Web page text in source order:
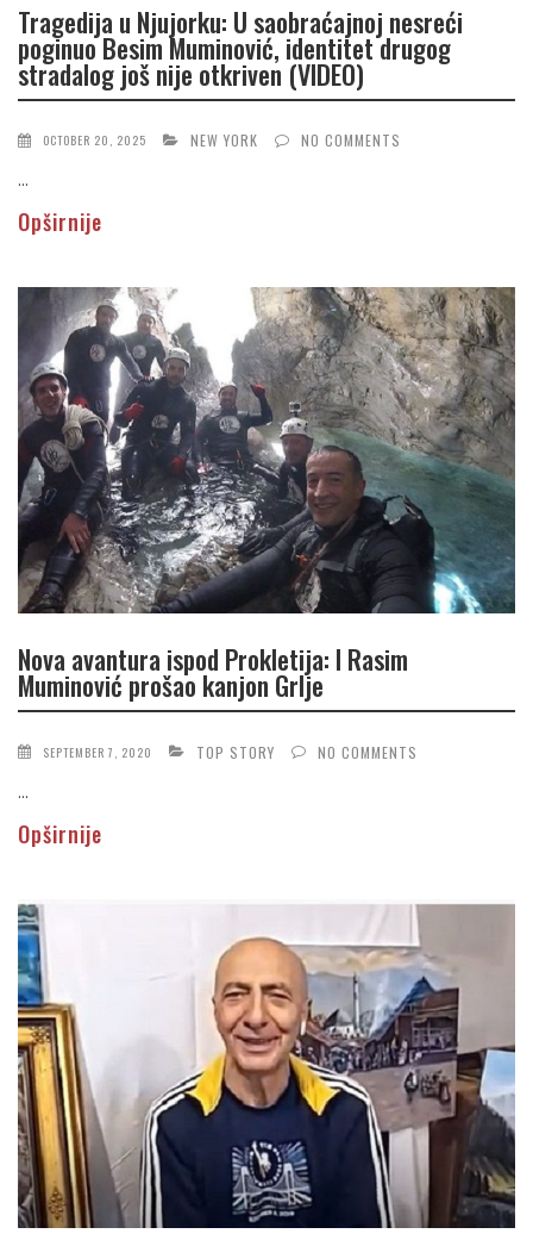
Tragedija u Njujorku: U saobraćajnoj nesreći
poginuo Besim Muminović, identitet drugog
stradalog još nije otkriven (VIDEO)
OCTOBER 20, 2025 NEW YORK NO COMMENTS
...
Opširnije
Nova avantura ispod Prokletija: I Rasim
Muminović prošao kanjon Grlje
SEPTEMBER 7, 2020 TOP STORY NO COMMENTS
...
Opširnije